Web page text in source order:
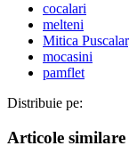
cocalari
melteni
Mitica
mocasini
pamflet
Distribuie pe:
Articole similare